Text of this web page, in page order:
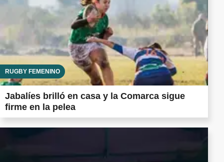
RUGBY FEMENINO
Jabalíes brilló en casa y la Comarca sigue
firme en la pelea